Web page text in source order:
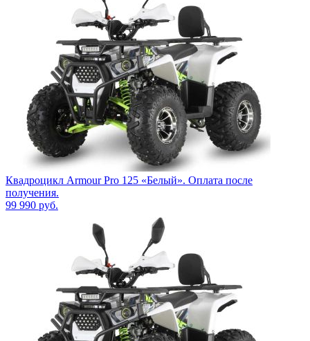
Квадроцикл Armour Pro 125 «Белый». Оплата после
получения.
99 990 руб.